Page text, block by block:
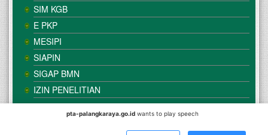
SIM KGB
E PKP
MESIPI
SIAPIN
SIGAP BMN
IZIN PENELITIAN
pta-palangkaraya.go.id wants to play speech